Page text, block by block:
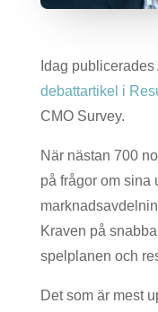
Idag
debattartikel i
CMO Survey.
När nästan 700
på frågor om sina
Kraven på
spelplanen och
Det som är mest